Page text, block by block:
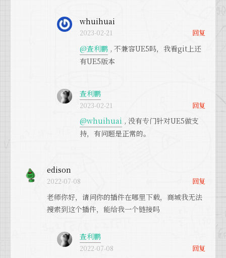
whuihuai
2023-02-21 回复
@查利鹏, 不兼容UE5吗，我看git上还
有UE5版本
查利鹏
2023-02-21 回复
@whuihuai , 没有专门针对UE5做支
持，有问题是正常的。
edison
2022-07-08 回复
老师你好，请问你的插件在哪里下载，商城我无法
搜索到这个插件，能给我一个链接吗
查利鹏
2022-07-08 回复